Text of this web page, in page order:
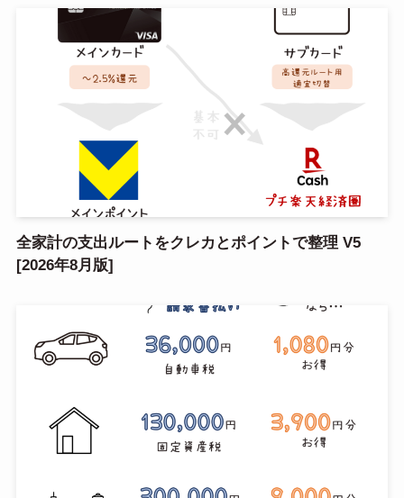
全家計の支出ルートをクレカとポイントで整理 V5
[2026年8月版]